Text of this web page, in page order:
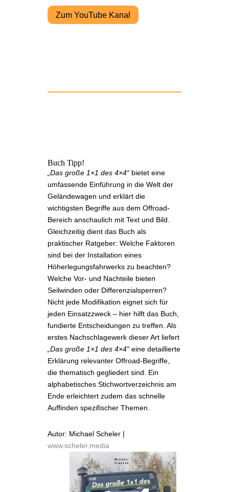
Zum YouTube Kanal
Buch Tipp!
„Das große 1×1 des 4×4“ bietet eine
umfassende Einführung in die Welt der
Geländewagen und erklärt die
wichtigsten Begriffe aus dem Offroad-
Bereich anschaulich mit Text und Bild.
Gleichzeitig dient das Buch als
praktischer Ratgeber: Welche Faktoren
sind bei der Installation eines
Höherlegungsfahrwerks zu beachten?
Welche Vor- und Nachteile bieten
Seilwinden oder Differenzialsperren?
Nicht jede Modifikation eignet sich für
jeden Einsatzzweck – hier hilft das Buch,
fundierte Entscheidungen zu treffen. Als
erstes Nachschlagewerk dieser Art liefert
„Das große 1×1 des 4×4“ eine detaillierte
Erklärung relevanter Offroad-Begriffe,
die thematisch gegliedert sind. Ein
alphabetisches Stichwortverzeichnis am
Ende erleichtert zudem das schnelle
Auffinden spezifischer Themen.
Autor: Michael Scheler |
www.scheler.media